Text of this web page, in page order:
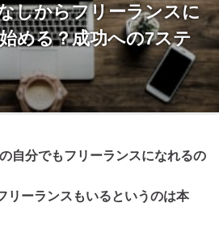
しからフリーランスに
める？成功への7ステ
自分でもフリーランスになれるの
リーランスもいるというのは本